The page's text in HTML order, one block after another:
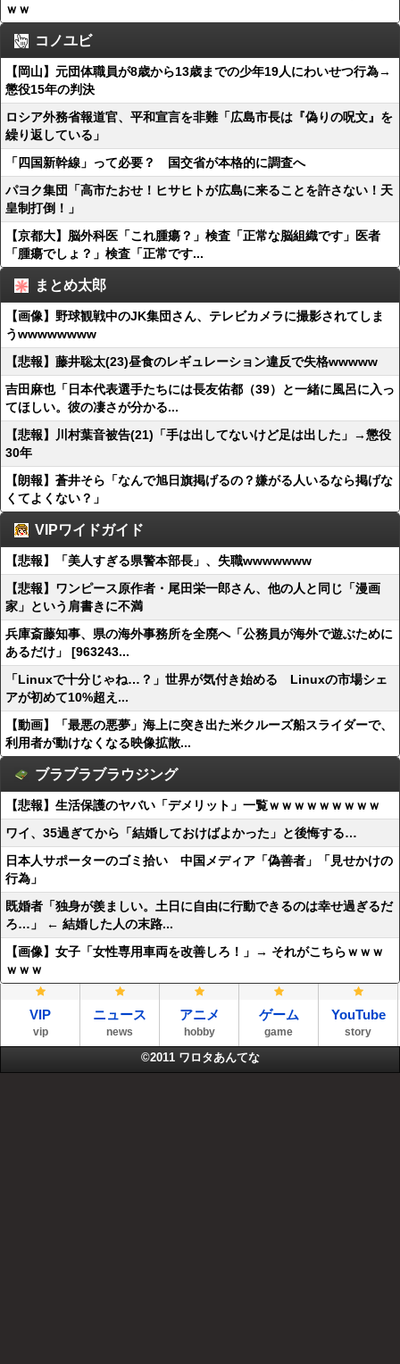
ｗｗ
コノユビ
【岡山】元団体職員が8歳から13歳までの少年19人にわいせつ行為→
懲役15年の判決
ロシア外務省報道官、平和宣言を非難「広島市長は『偽りの呪文』を
繰り返している」
「四国新幹線」って必要？ 国交省が本格的に調査へ
パヨク集団「高市たおせ！ヒサヒトが広島に来ることを許さない！天
皇制打倒！」
【京都大】脳外科医「これ腫瘍？」検査「正常な脳組織です」医者
「腫瘍でしょ？」検査「正常です...
まとめ太郎
【画像】野球観戦中のJK集団さん、テレビカメラに撮影されてしま
うwwwwwwww
【悲報】藤井聡太(23)昼食のレギュレーション違反で失格wwwww
吉田麻也「日本代表選手たちには長友佑都（39）と一緒に風呂に入っ
てほしい。彼の凄さが分かる...
【悲報】川村葉音被告(21)「手は出してないけど足は出した」→懲役
30年
【朗報】蒼井そら「なんで旭日旗掲げるの？嫌がる人いるなら掲げな
くてよくない？」
VIPワイドガイド
【悲報】「美人すぎる県警本部長」、失職wwwwwww
【悲報】ワンピース原作者・尾田栄一郎さん、他の人と同じ「漫画
家」という肩書きに不満
兵庫斎藤知事、県の海外事務所を全廃へ「公務員が海外で遊ぶために
あるだけ」 [963243...
「Linuxで十分じゃね…？」世界が気付き始める Linuxの市場シェ
アが初めて10%超え...
【動画】「最悪の悪夢」海上に突き出た米クルーズ船スライダーで、
利用者が動けなくなる映像拡散...
ブラブラブラウジング
【悲報】生活保護のヤバい「デメリット」一覧ｗｗｗｗｗｗｗｗｗ
ワイ、35過ぎてから「結婚しておけばよかった」と後悔する…
日本人サポーターのゴミ拾い 中国メディア「偽善者」「見せかけの
行為」
既婚者「独身が羨ましい。土日に自由に行動できるのは幸せ過ぎるだ
ろ…」 ← 結婚した人の末路...
【画像】女子「女性専用車両を改善しろ！」→ それがこちらｗｗｗ
ｗｗｗ
VIP
vip
ニュース
news
アニメ
hobby
ゲーム
game
YouTube
story
©2011 ワロタあんてな